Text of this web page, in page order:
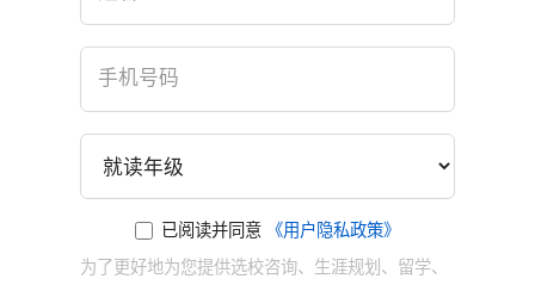
已阅读并同意
《用户隐私政策》
为了更好地为您提供选校咨询、生涯规划、留学、